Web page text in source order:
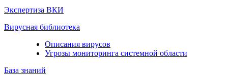
Экспертиза ВКИ
Вирусная библиотека
Описания вирусов
Угрозы мониторинга системной области
База знаний